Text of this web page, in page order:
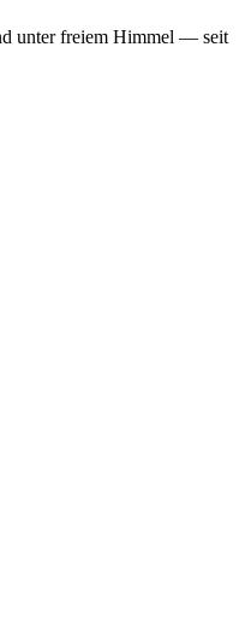
unter freiem Himmel — seit